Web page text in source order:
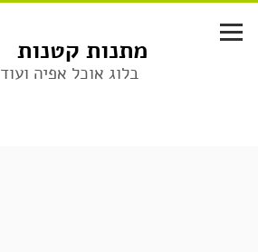
לתוכן
מתנות קטנות
בלוג אוכל אפיה ועוד